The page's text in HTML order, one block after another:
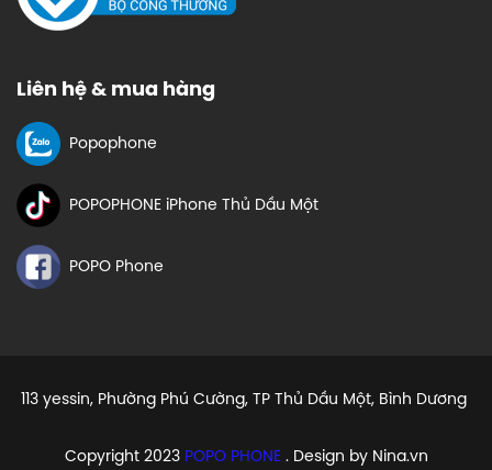
Liên hệ & mua hàng
Popophone
POPOPHONE iPhone Thủ Dầu Một
POPO Phone
113 yessin, Phường Phú Cường, TP Thủ Dầu Một, Bình Dương
Copyright 2023 POPO PHONE . Design by Nina.vn